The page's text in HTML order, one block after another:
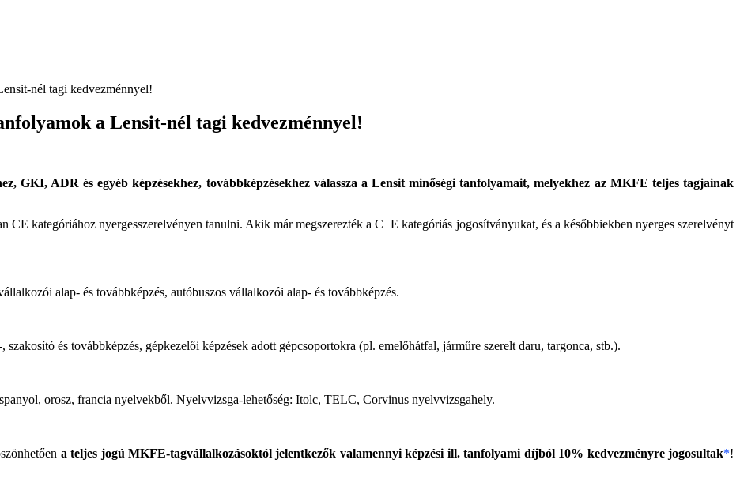
a Lensit-nél tagi kedvezménnyel!
GKI, ADR és egyéb képzésekhez, továbbképzésekhez válassza a Lensit minőségi tanfolyamait, melyekhez az MKFE teljes tagjainak
CE kategóriához nyergesszerelvényen tanulni. Akik már megszerezték a C+E kategóriás jogosítványukat, és a későbbiekben nyerges szerelvényt
alap- és továbbképzés, autóbuszos vállalkozói alap- és továbbképzés.
és továbbképzés, gépkezelői képzések adott gépcsoportokra (pl. emelőhátfal, járműre szerelt daru, targonca, stb.).
orosz, francia nyelvekből. Nyelvvizsga-lehetőség: Itolc, TELC, Corvinus nyelvvizsgahely.
a teljes jogú MKFE-tagvállalkozásoktól jelentkezők valamennyi képzési ill. tanfolyami díjból 10% kedvezményre jogosultak*!